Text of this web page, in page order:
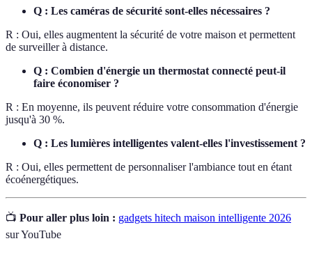
Q : Les caméras de sécurité sont-elles nécessaires ?
R : Oui, elles augmentent la sécurité de votre maison et permettent
de surveiller à distance.
Q : Combien d'énergie un thermostat connecté peut-il
faire économiser ?
R : En moyenne, ils peuvent réduire votre consommation d'énergie
jusqu'à 30 %.
Q : Les lumières intelligentes valent-elles l'investissement ?
R : Oui, elles permettent de personnaliser l'ambiance tout en étant
écoénergétiques.
📺 Pour aller plus loin : gadgets hitech maison intelligente 2026
sur YouTube